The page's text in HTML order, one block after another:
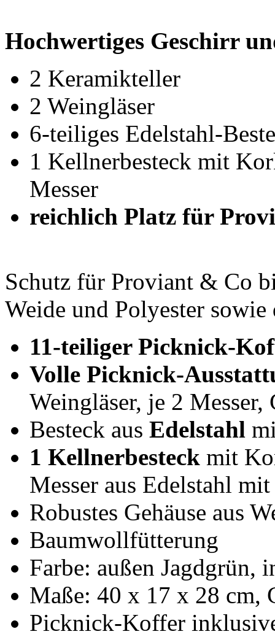
Hochwertiges Geschirr
2 Keramikteller
2 Weingläser
6-teiliges Edelstahl-
1 Kellnerbesteck mit
Messer
reichlich Platz für
Schutz für Proviant & Co
Weide und Polyester
11-teiliger Picknick-
Volle Picknick-
Weingläser, je 2
Besteck aus Edelstahl
1 Kellnerbesteck mit
Messer aus Edelstahl
Robustes Gehäuse aus
Baumwollfütterung
Farbe: außen Jagdgrün,
Maße: 40 x 17 x 28 cm,
Picknick-Koffer